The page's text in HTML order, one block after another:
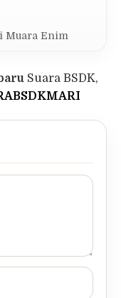
Muara Enim
Suara BSDK,